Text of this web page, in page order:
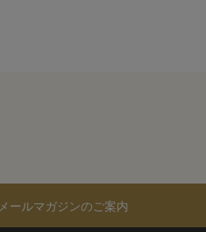
メールマガジンのご案内